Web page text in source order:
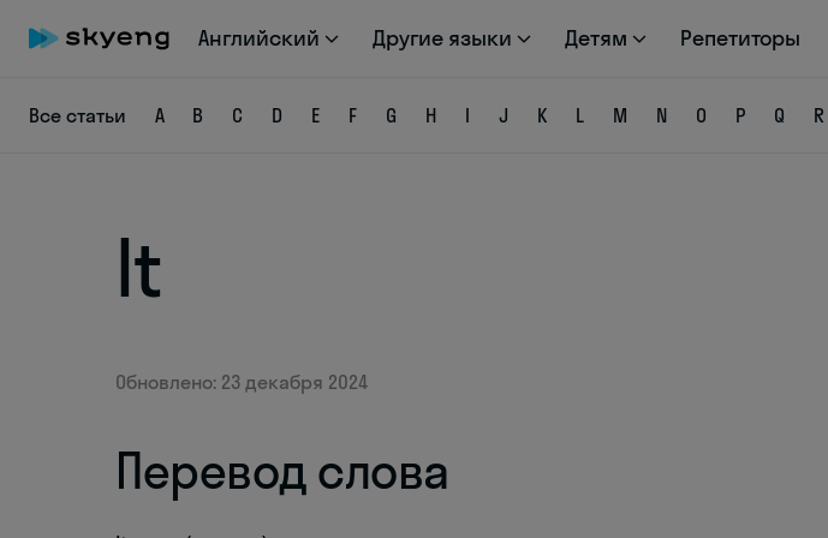
Английский Другие языки Детям Репетиторы
Все статьи A B C D E F G H I J K L M N O P Q R
It
Обновлено: 23 декабря 2024
Перевод слова